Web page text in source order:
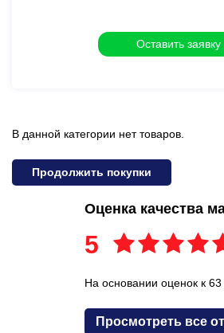
В данной категории нет товаров.
Продолжить покупки
Оценка качества
5
На основании оценок к
Просмотреть все